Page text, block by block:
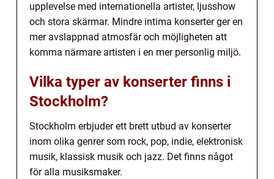
upplevelse med internationella artister, ljusshow
och stora skärmar. Mindre intima konserter ger en
mer avslappnad atmosfär och möjligheten att
komma närmare artisten i en mer personlig miljö.
Vilka typer av konserter finns i
Stockholm?
Stockholm erbjuder ett brett utbud av konserter
inom olika genrer som rock, pop, indie, elektronisk
musik, klassisk musik och jazz. Det finns något
för alla musiksmaker.